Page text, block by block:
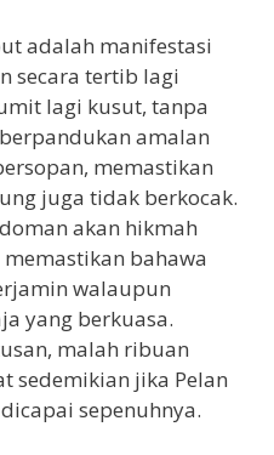
adalah manifestasi
secara tertib lagi
lagi kusut, tanpa
amalan
memastikan
juga tidak berkocak.
akan hikmah
bahawa
walaupun
yang berkuasa.
malah ribuan
sedemikian jika Pelan
sepenuhnya.